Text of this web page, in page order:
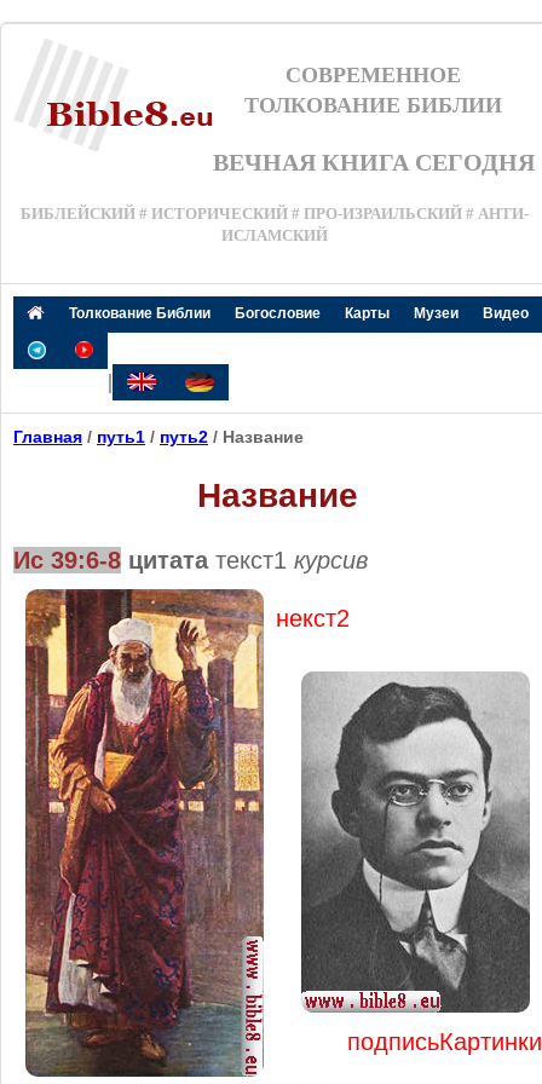
СОВРЕМЕННОЕ
ТОЛКОВАНИЕ БИБЛИИ
ВЕЧНАЯ КНИГА СЕГОДНЯ
БИБЛЕЙСКИЙ # ИСТОРИЧЕСКИЙ # ПРО-ИЗРАИЛЬСКИЙ # АНТИ-
ИСЛАМСКИЙ
Толкование Библии Богословие Карты Музеи Видео
|
Главная / путь1 / путь2 / Название
Название
Ис 39:6-8 цитататекст1 курсив
некст2
подписьКартинки